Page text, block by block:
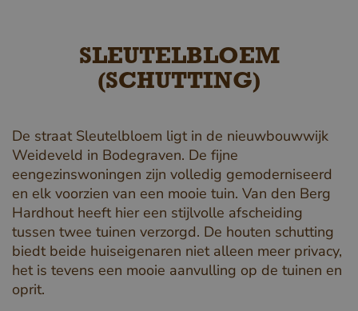
SLEUTELBLOEM
(SCHUTTING)
De straat Sleutelbloem ligt in de nieuwbouwwijk
Weideveld in Bodegraven. De fijne
eengezinswoningen zijn volledig gemoderniseerd
en elk voorzien van een mooie tuin. Van den Berg
Hardhout heeft hier een stijlvolle afscheiding
tussen twee tuinen verzorgd. De houten schutting
biedt beide huiseigenaren niet alleen meer privacy,
het is tevens een mooie aanvulling op de tuinen en
oprit.